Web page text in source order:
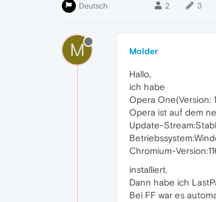
Deutsch 2 3
M Molder
Hallo,
ich habe
Opera One(Version:
Opera ist auf dem
Update-
Chromium-
installiert.
Dann habe ich
Bei FF war es